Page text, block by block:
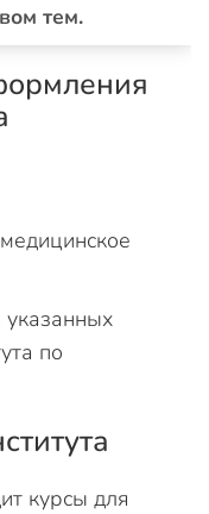
тем.
по
курсы для